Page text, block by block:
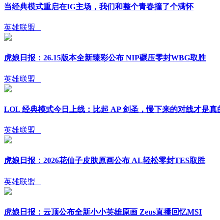
当经典模式重启在IG主场，我们和整个青春撞了个满怀
英雄联盟
虎娘日报：26.15版本全新臻彩公布 NIP碾压零封WBG取胜
英雄联盟
LOL 经典模式今日上线：比起 AP 剑圣，慢下来的对线才是真
英雄联盟
虎娘日报：2026花仙子皮肤原画公布 AL轻松零封TES取胜
英雄联盟
虎娘日报：云顶公布全新小小英雄原画 Zeus直播回忆MSI